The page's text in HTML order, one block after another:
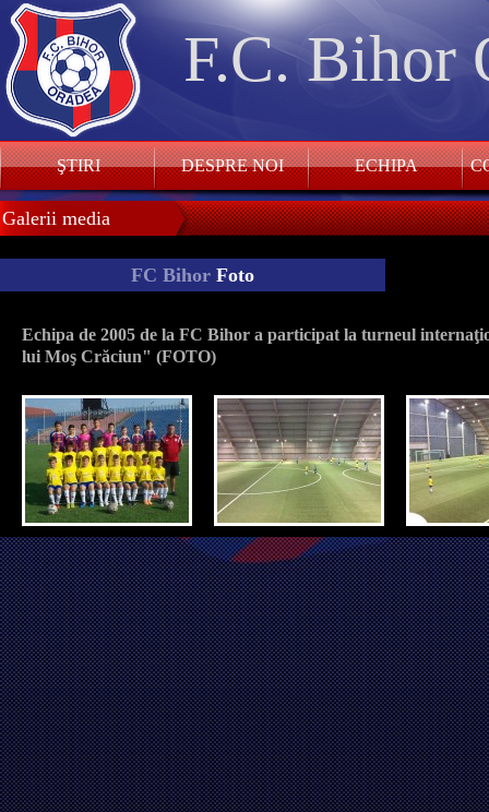
F.C. Bihor
ŞTIRI DESPRE NOI ECHIPA
Galerii media
FC Bihor Foto
Echipa de 2005 de la FC Bihor a participat la turneul
lui Moş Crăciun" (FOTO)